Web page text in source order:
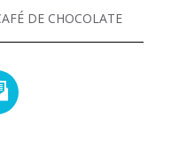
DE CHOCOLATE